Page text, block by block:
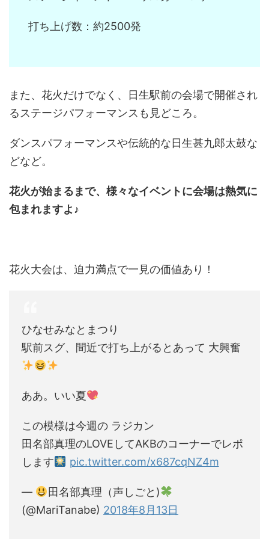
打ち上げ数：約2500発
また、花火だけでなく、日生駅前の会場で開催され
るステージパフォーマンスも見どころ。
ダンスパフォーマンスや伝統的な日生甚九郎太鼓な
どなど。
花火が始まるまで、様々なイベントに会場は熱気に
包まれますよ♪
花火大会は、迫力満点で一見の価値あり！
ひなせみなとまつり
駅前スグ、間近で打ち上がるとあって 大興奮
ああ。いい夏
この模様は今週の ラジカン
田名部真理のLOVEしてAKBのコーナーでレポ
します
pic.twitter.com/x687cqNZ4m
—
田名部真理（声しごと)
(@MariTanabe) 2018年8月13日